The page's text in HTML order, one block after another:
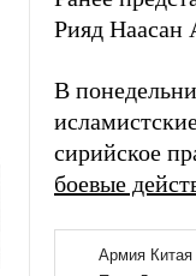
Рияд Наасан
В
сирийское
боевые